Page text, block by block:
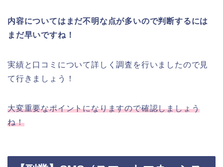
内容についてはまだ不明な点が多いので判断するには
まだ早いですね！
実績と口コミについて詳しく調査を行いましたので見
て行きましょう！
大変重要なポイントになりますので確認しましょう
ね！